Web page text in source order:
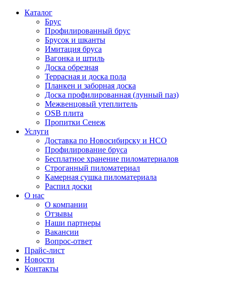
Каталог
Брус
Профилированный брус
Брусок и шканты
Имитация бруса
Вагонка и штиль
Доска обрезная
Террасная и доска пола
Планкен и заборная доска
Доска профилированная (лунный паз)
Межвенцовый утеплитель
OSB плита
Пропитки Сенеж
Услуги
Доставка по Новосибирску и НСО
Профилирование бруса
Бесплатное хранение пиломатериалов
Строганный пиломатериал
Камерная сушка пиломатериала
Распил доски
О нас
О компании
Отзывы
Наши партнеры
Вакансии
Вопрос-ответ
Прайс-лист
Новости
Контакты